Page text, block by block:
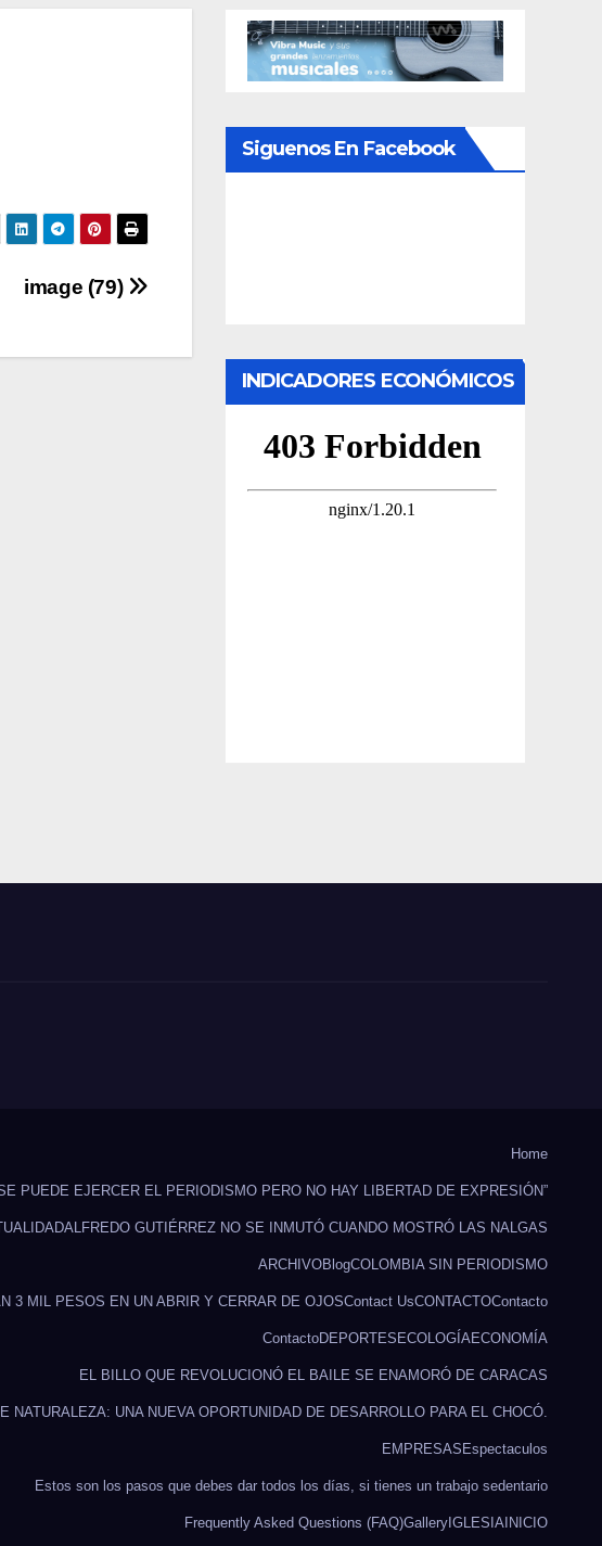
image (79)
Siguenos En Facebook
INDICADORES ECONÓMICOS
Home
PUEDE EJERCER EL PERIODISMO PERO NO HAY LIBERTAD DE EXPRESIÓN”
ALFREDO GUTIÉRREZ NO SE INMUTÓ CUANDO MOSTRÓ LAS NALGAS
ARCHIVOBlogCOLOMBIA SIN PERIODISMO
3 MIL PESOS EN UN ABRIR Y CERRAR DE OJOSContact UsCONTACTOContacto
ContactoDEPORTES ECOLOGÍAECONOMÍA
EL BILLO QUE REVOLUCIONÓ EL BAILE SE ENAMORÓ DE CARACAS
NATURALEZA: UNA NUEVA OPORTUNIDAD DE DESARROLLO PARA EL CHOCÓ.
EMPRESAS Espectaculos
Estos son los pasos que debes dar todos los días, si tienes un trabajo sedentario
Frequently Asked Questions (FAQ)Gallery IGLESIA INICIO